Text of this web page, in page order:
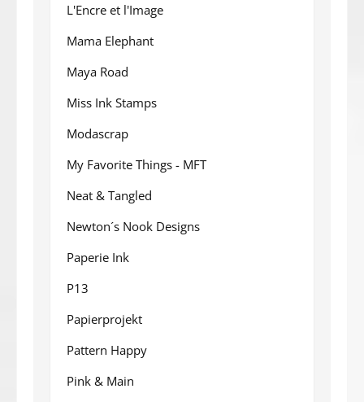
L'Encre et l'Image
Mama Elephant
Maya Road
Miss Ink Stamps
Modascrap
My Favorite Things - MFT
Neat & Tangled
Newton´s Nook Designs
Paperie Ink
P13
Papierprojekt
Pattern Happy
Pink & Main